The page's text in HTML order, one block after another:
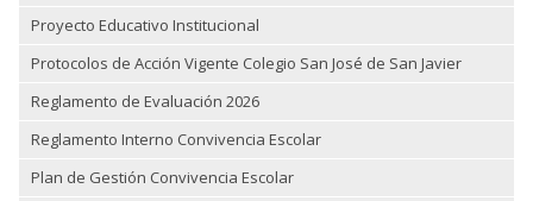
Proyecto Educativo Institucional
Protocolos de Acción Vigente Colegio San José de San Javier
Reglamento de Evaluación 2026
Reglamento Interno Convivencia Escolar
Plan de Gestión Convivencia Escolar